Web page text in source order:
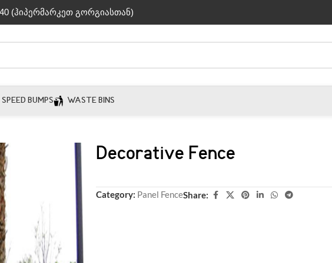
(ჰიპერმარკეთ გორგიასთან)
SPEED BUMPS WASTE BINS
Decorative Fence
Category: Panel FenceShare: